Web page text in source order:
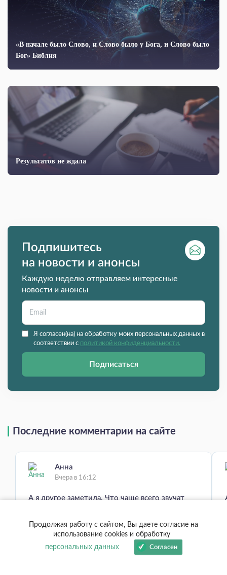
«В начале было Слово, и Слово было у Бога, и Слово было
Бог» Библия
Результатов не ждала
Подпишитесь
на новости и анонсы
Каждую неделю отправляем интересные
новости и анонсы
Я согласен(на) на обработку моих персональных данных в
соответствии с политикой конфиденциальности.
Подписаться
Последние комментарии на сайте
Анна
Вчера в 16:12
А я другое заметила. Что чаще всего звучат
поступила… Это не в укор! Мне от них больно,
я самая такая же, и долго искала средство,
знание, которое поможет хоть как-то
пережить ужас того, что жизнь так
Продолжая работу с сайтом, Вы даете согласие на
использование cookies и обработку
персональных данных
Согласен